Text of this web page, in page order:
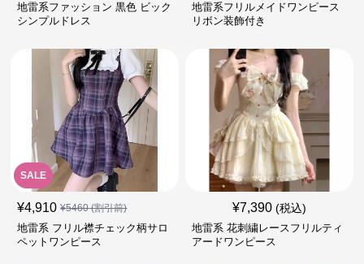
地雷系ファッション 黒色 ビック
シンプルドレス
地雷系フリルメイドワンピース
リボン装飾付き
SALE
¥4,910 ¥5460(割引前)
地雷系 フリル襟チェック柄サロ
ペットワンピース
¥7,390 (税込)
地雷系 花刺繍レースフリルティ
アードワンピース